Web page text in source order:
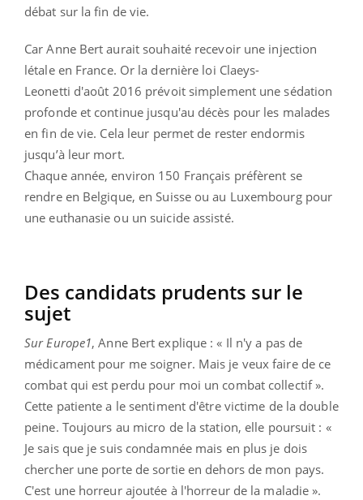
débat sur la fin de vie.
Car Anne Bert aurait souhaité recevoir une injection
létale en France. Or la dernière loi Claeys-
Leonetti d'août 2016 prévoit simplement une sédation
profonde et continue jusqu'au décès pour les malades
en fin de vie. Cela leur permet de rester endormis
jusqu’à leur mort.
Chaque année, environ 150 Français préfèrent se
rendre en Belgique, en Suisse ou au Luxembourg pour
une euthanasie ou un suicide assisté.
Des candidats prudents sur le
sujet
Sur Europe1, Anne Bert explique : « Il n'y a pas de
médicament pour me soigner. Mais je veux faire de ce
combat qui est perdu pour moi un combat collectif ».
Cette patiente a le sentiment d'être victime de la double
peine. Toujours au micro de la station, elle poursuit : «
Je sais que je suis condamnée mais en plus je dois
chercher une porte de sortie en dehors de mon pays.
C'est une horreur ajoutée à l'horreur de la maladie ».